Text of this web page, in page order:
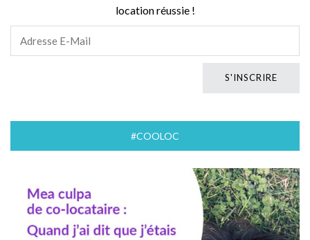
location réussie !
#COOLOC